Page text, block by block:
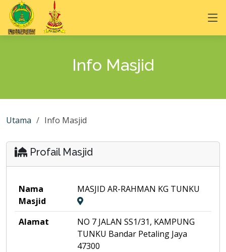
Info Masjid
Utama Info Masjid
Profail Masjid
Nama
Masjid
MASJID AR-RAHMAN KG TUNKU
Alamat
NO 7 JALAN SS1/31, KAMPUNG
TUNKU Bandar Petaling Jaya
47300